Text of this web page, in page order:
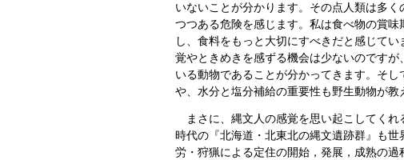
いないことが分かります。その点人類は多
つつある危険を感じます。私は食べ物の賞
し、食料をもっと大切にすべきだと感じてい
覚やときめきを感ずる機会は少ないのです
いる動物であることが分かってきます。そ
や、水分と塩分補給の重要性も野生動物が教
まさに、縄文人の感覚を思い起こしてくれ
時代の『北海道・北東北の縄文遺跡群』も
労・狩猟による定住の開始，発展，成熟の